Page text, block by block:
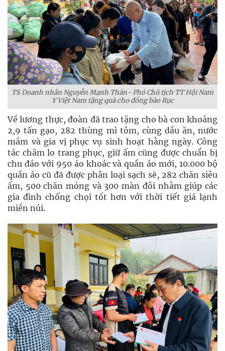
TS Doanh nhân Nguyễn Mạnh Thản- Phó Chủ tịch TT Hội Nam
Y Việt Nam tặng quà cho đồng bào Rục
Về lương thực, đoàn đã trao tặng cho bà con khoảng
2,9 tấn gạo, 282 thùng mì tôm, cùng dầu ăn, nước
mắm và gia vị phục vụ sinh hoạt hằng ngày. Công
tác chăm lo trang phục, giữ ấm cũng được chuẩn bị
chu đáo với 950 áo khoác và quần áo mới, 10.000 bộ
quần áo cũ đã được phân loại sạch sẽ, 282 chăn siêu
ấm, 500 chăn mỏng và 300 màn đôi nhằm giúp các
gia đình chống chọi tốt hơn với thời tiết giá lạnh
miền núi.